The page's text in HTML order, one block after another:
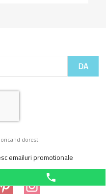
doresti
emailuri promotionale
PinterestInstagram
phone